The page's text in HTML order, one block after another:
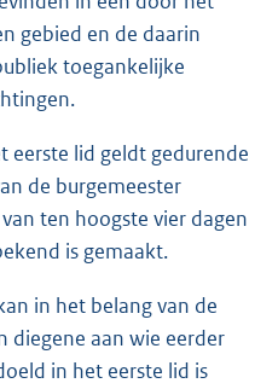
gebied en de daarin
toegankelijke
eerste lid geldt gedurende
de burgemeester
ten hoogste vier dagen
is gemaakt.
in het belang van de
diegene aan wie eerder
in het eerste lid is